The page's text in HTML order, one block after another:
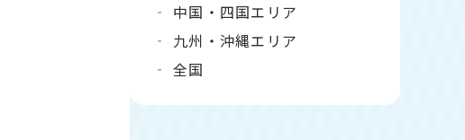
中国・四国エリア
九州・沖縄エリア
全国